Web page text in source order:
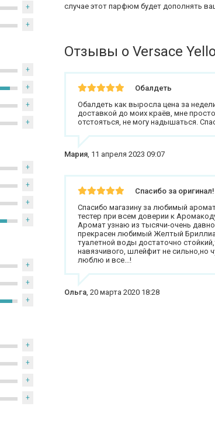
+
+
+
+
+
+
+
+
+
+
+
+
+
+
+
+
+
случае этот парфюм будет дополнять
Отзывы о Versace
Обалдеть
Обалдеть как выросла цена за
доставкой до моих краёв, мне
отстояться, не могу надышаться.
Мария, 11 апреля 2023 09:07
Спасибо за оригинал!
Спасибо магазину за любимый
тестер при всем доверии к
Аромат узнаю из тысячи-очень
прекрасен любимый Желтый
туалетной воды достаточно
навязчивого, шлейфит не сильно,но
люблю и все...!
Ольга,20 марта 2020 18:28